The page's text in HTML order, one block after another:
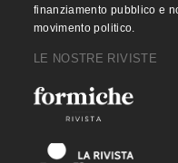
finanziamento pubblico e
movimento politico.
LE NOSTRE RIVISTE